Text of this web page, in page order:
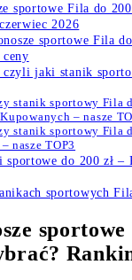
sportowe Fila do
2026
sportowe Fila
czyli jaki stanik
stanik sportowy Fila
– nasze
stanik sportowy Fila
nasze TOP3
sportowe do 200 zł –
sportowych